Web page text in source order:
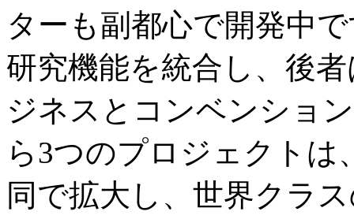
ターも副都心で開発中
研究機能を統合し、後
ジネスとコンベンショ
ら3つのプロジェクトは
同で拡大し、世界クラ